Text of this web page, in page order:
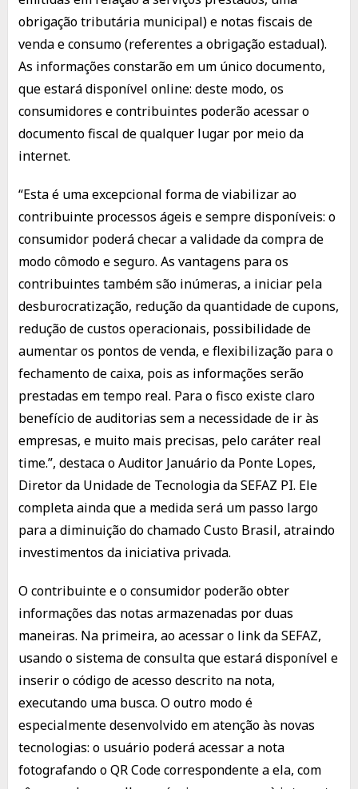
obrigação tributária municipal) e notas fiscais de
venda e consumo (referentes a obrigação estadual).
As informações constarão em um único documento,
que estará disponível online: deste modo, os
consumidores e contribuintes poderão acessar o
documento fiscal de qualquer lugar por meio da
internet.
“Esta é uma excepcional forma de viabilizar ao
contribuinte processos ágeis e sempre disponíveis: o
consumidor poderá checar a validade da compra de
modo cômodo e seguro. As vantagens para os
contribuintes também são inúmeras, a iniciar pela
desburocratização, redução da quantidade de cupons,
redução de custos operacionais, possibilidade de
aumentar os pontos de venda, e flexibilização para o
fechamento de caixa, pois as informações serão
prestadas em tempo real. Para o fisco existe claro
benefício de auditorias sem a necessidade de ir às
empresas, e muito mais precisas, pelo caráter real
time.”, destaca o Auditor Januário da Ponte Lopes,
Diretor da Unidade de Tecnologia da SEFAZ PI. Ele
completa ainda que a medida será um passo largo
para a diminuição do chamado Custo Brasil, atraindo
investimentos da iniciativa privada.
O contribuinte e o consumidor poderão obter
informações das notas armazenadas por duas
maneiras. Na primeira, ao acessar o link da SEFAZ,
usando o sistema de consulta que estará disponível e
inserir o código de acesso descrito na nota,
executando uma busca. O outro modo é
especialmente desenvolvido em atenção às novas
tecnologias: o usuário poderá acessar a nota
fotografando o QR Code correspondente a ela, com